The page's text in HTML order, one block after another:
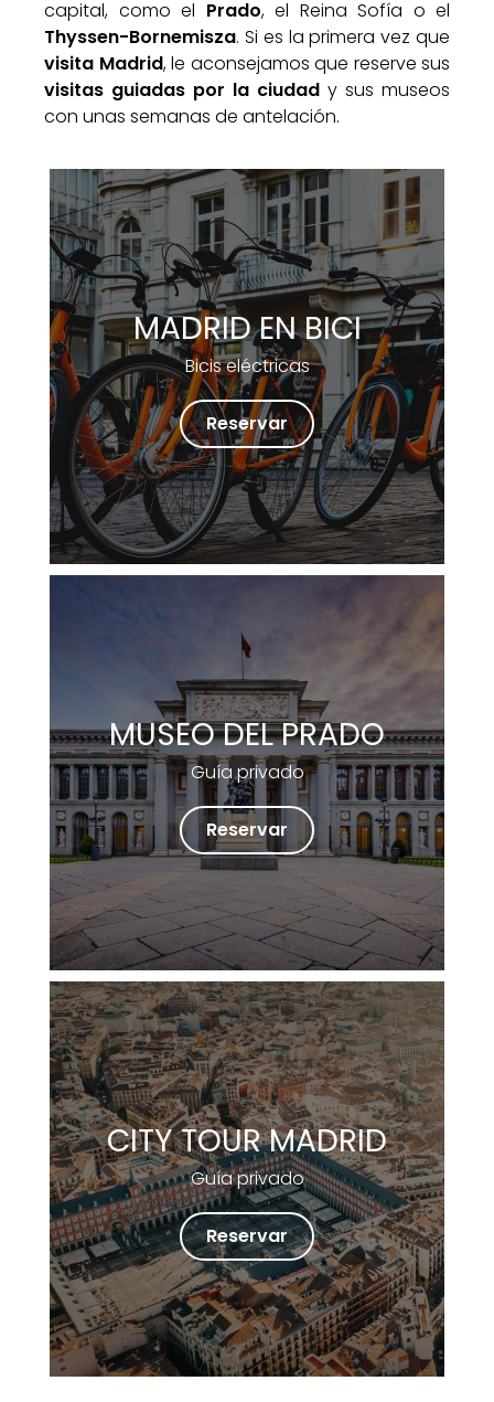
capital, como el Prado, el Reina Sofía o el
Thyssen-Bornemisza. Si es la primera vez que
visita Madrid, le aconsejamos que reserve sus
visitas guiadas por la ciudad y sus museos
con unas semanas de antelación.
MADRID EN BICI
Bicis eléctricas
Reservar
MUSEO DEL PRADO
Guía privado
Reservar
CITY TOUR MADRID
Guía privado
Reservar